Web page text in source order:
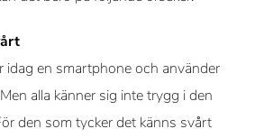
idag en smartphone och använder
alla känner sig inte trygg i den
den som tycker det känns svårt